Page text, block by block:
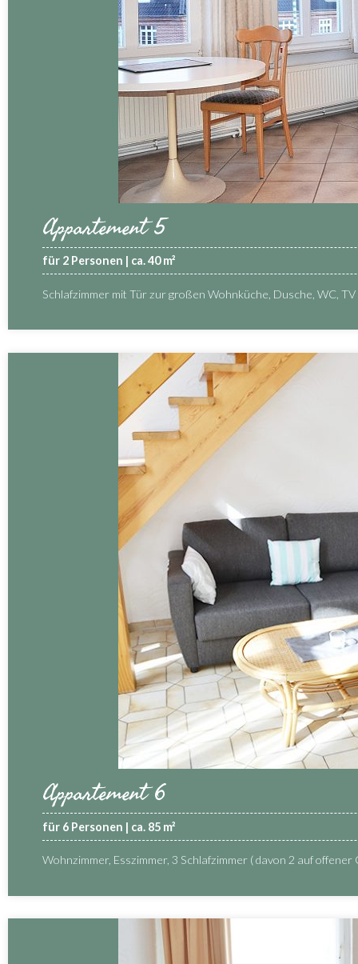
Appartement 5
für 2 Personen | ca. 40 m²
Schlafzimmer mit Tür zur großen Wohnküche, Dusche, WC, TV
Appartement 6
für 6 Personen | ca. 85 m²
Wohnzimmer, Esszimmer, 3 Schlafzimmer ( davon 2 auf